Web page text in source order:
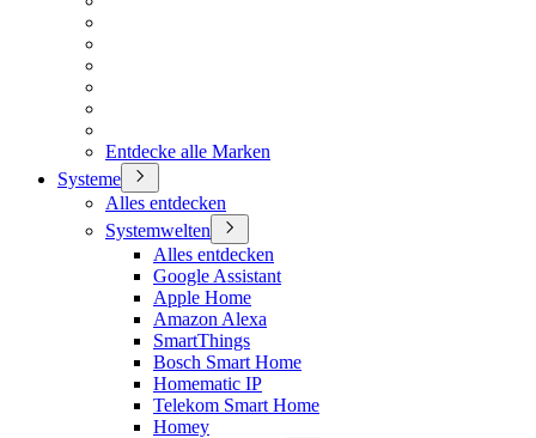
Entdecke alle Marken
Systeme
Alles entdecken
Systemwelten
Alles entdecken
Google Assistant
Apple Home
Amazon Alexa
SmartThings
Bosch Smart Home
Homematic IP
Telekom Smart Home
Homey